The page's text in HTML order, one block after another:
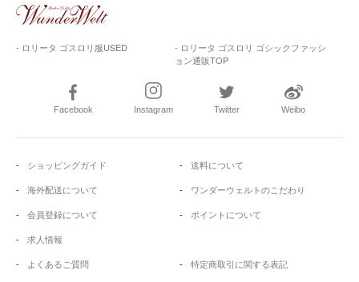
- ロリータ ゴスロリ服USED
- ロリータ ゴスロリ ゴシックファッシ
ョン通販TOP
Facebook Instagram Twitter Weibo
ショッピングガイド
送料について
海外配送について
ワンダーウェルトのこだわり
会員登録について
ポイントについて
求人情報
よくあるご質問
特定商取引に関する表記